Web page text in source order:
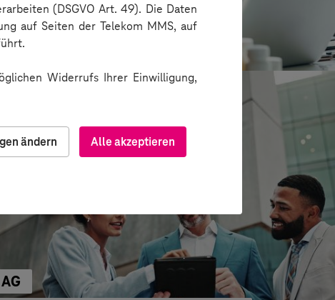
(DSGVO Art. 49). Die Daten
auf Seiten der Telekom MMS, auf
Widerrufs Ihrer Einwilligung,
Alle akzeptieren
ändern
über Messenger